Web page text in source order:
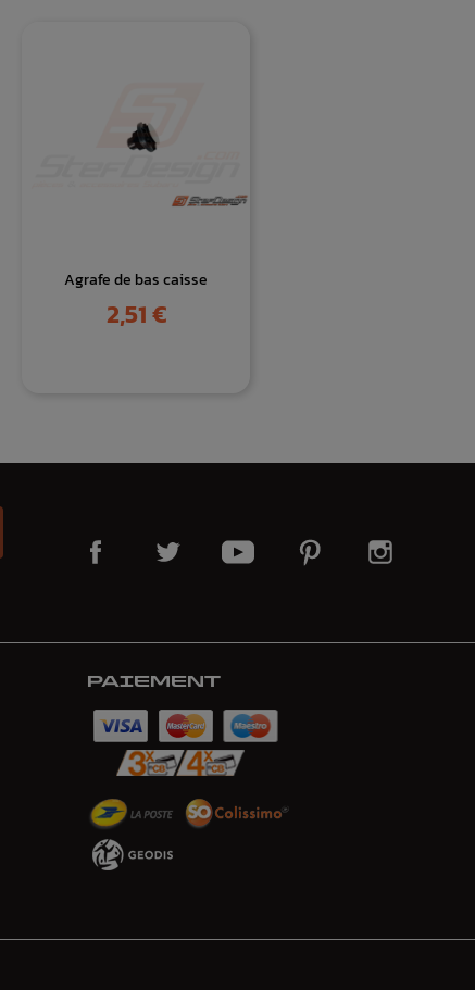
Agrafe de bas caisse
Prix
2,51 €
PAIEMENT